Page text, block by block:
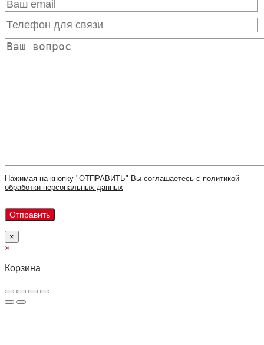
Нажимая на кнопку "ОТПРАВИТЬ" Вы соглашаетесь с политикой
обработки персональных данных
×
×
Корзина